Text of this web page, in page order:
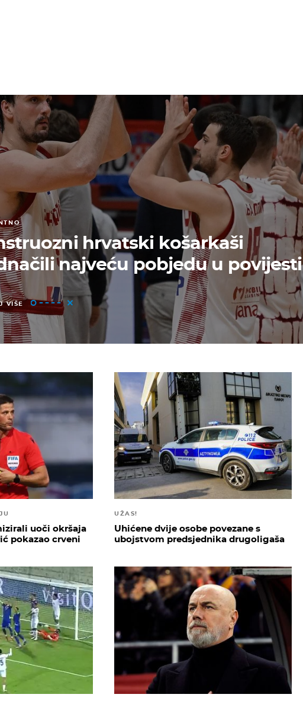
hrvatski košarkaši
najveću pobjedu u povijesti
VIŠE
uoči okršaja
pokazao crveni
UŽAS!
Uhićene dvije osobe povezane s
ubojstvom predsjednika drugoligaša